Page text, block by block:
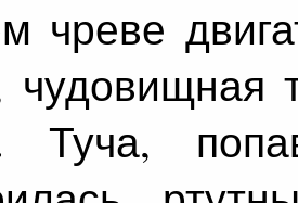
чреве
чудовищная
Туча,